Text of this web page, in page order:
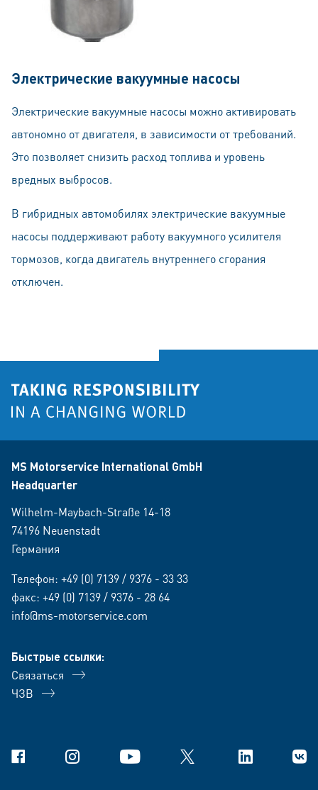
Электрические вакуумные насосы
Электрические вакуумные насосы можно активировать
автономно от двигателя, в зависимости от требований.
Это позволяет снизить расход топлива и уровень
вредных выбросов.
В гибридных автомобилях электрические вакуумные
насосы поддерживают работу вакуумного усилителя
тормозов, когда двигатель внутреннего сгорания
отключен.
MS Motorservice International GmbH
Headquarter
Wilhelm-Maybach-Straße 14-18
74196 Neuenstadt
Германия
Телефон: +49 (0) 7139 / 9376 - 33 33
факс: +49 (0) 7139 / 9376 - 28 64
info@ms-motorservice.com
Быстрые ссылки:
Связаться
ЧЗВ
Facebook Instagram YouTube X Linkedin В